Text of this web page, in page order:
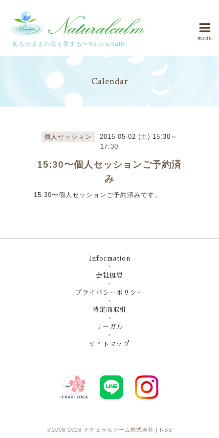
あるがままの私を愛する〜Naturalcalm
menu
Calendar
個人セッション
2015-05-02 (土) 15:30～
17:30
15:30〜個人セッションご予約済
み
15:30〜個人セッションご予約済みです。
Information
会社概要
プライバシーポリシー
特定商取引
リーガル
サイトマップ
©2008-2026 ナチュラルカーム株式会社 RSS